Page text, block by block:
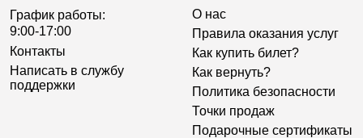
График работы:
9:00-17:00
Контакты
Написать в службу
поддержки
О нас
Правила оказания услуг
Как купить билет?
Как вернуть?
Политика безопасности
Точки продаж
Подарочные сертификаты